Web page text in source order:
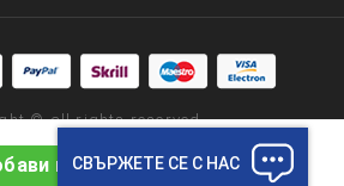
в количката
© all rights reserved.
СВЪРЖЕТЕ СЕ С НАС